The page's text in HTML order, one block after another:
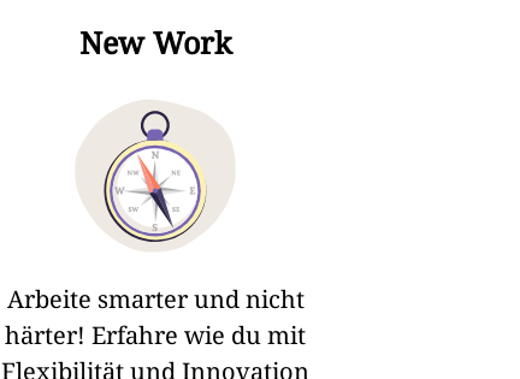
New Work
Arbeite smarter und nicht
härter! Erfahre wie du mit
Flexibilität und Innovation